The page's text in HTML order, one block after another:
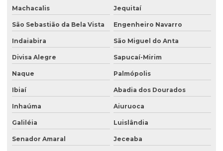
Machacalis Jequitaí
São Sebastião da Bela Vista Engenheiro Navarro
Indaiabira São Miguel do Anta
Divisa Alegre Sapucaí-Mirim
Naque Palmópolis
Ibiaí Abadia dos Dourados
Inhaúma Aiuruoca
Galiléia Luislândia
Senador Amaral Jeceaba